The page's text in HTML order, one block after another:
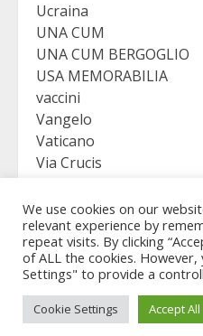
Ucraina
UNA CUM
UNA CUM BERGOGLIO
USA MEMORABILIA
vaccini
Vangelo
Vaticano
Via Crucis
Viganò
Copyright © Revelation
We use cookies on our
relevant experience by
repeat visits. By clicking
of ALL the cookies. However,
Settings" to provide a
Cookie Settings Accept All